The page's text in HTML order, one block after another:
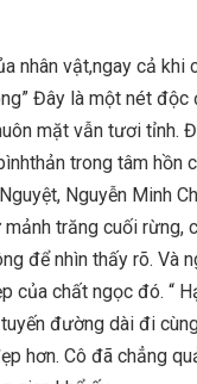
nhân vật,ngay cả khi
Đây là một nét độc
mặt vẫn tươi tỉnh.
trong tâm hồn
Nguyễn Minh
trăng cuối rừng,
để nhìn thấy rõ. Và
của chất ngọc đó. “
đường dài đi
hơn. Cô đã chẳng